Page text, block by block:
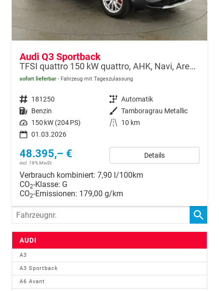
Audi Q3 Sportback
TFSI quattro 150 kW quattro, AHK, Navi, AreaView, Side, Sound, Winter, 18-Zoll
sofort lieferbar Fahrzeug mit Tageszulassung
Fahrzeugnr. 181250 Getriebe Automatik
Kraftstoff Benzin Außenfarbe Tamboragrau Metallic
Leistung 150 kW (204 PS) Kilometerstand
10 km
01.03.2026
48.395,– €
incl. 19% MwSt.
Details
Verbrauch kombiniert: 7,90 l/100km
CO2-Klasse: G
CO2-Emissionen: 179,00 g/km
Fahrzeugnr.
AUDI
A3
A3 Sportback
A6 Avant